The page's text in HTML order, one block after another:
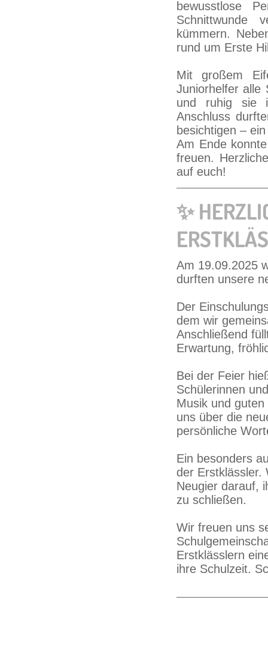
bewusstlose
Schnittwunde
kümmern.
rund um Erste
Mit großem
Juniorhelfer alle
und ruhig sie
Anschluss
besichtigen –
Am Ende
freuen.
auf euch!
✨
Am 19.09.2025
durften unsere
Der
dem wir
Anschließend
Erwartung,
Bei der Feier
Schülerinnen
Musik und
uns über die
persönliche
Ein besonders
der Erstklässler.
Neugier darauf,
zu schließen.
Wir freuen uns
Erstklässlern
ihre Schulzeit.